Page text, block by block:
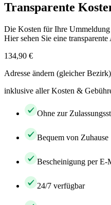
Transparente
Die Kosten für Ihre
Hier sehen Sie eine
134,90 €
Adresse ändern (gleicher Bezirk)
inklusive aller Kosten &
Ohne zur
Bequem von Zuhause
Bescheinigung per E-
24/7 verfügbar